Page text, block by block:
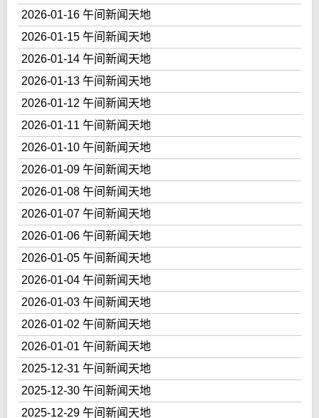
2026-01-16 午间新闻天地
2026-01-15 午间新闻天地
2026-01-14 午间新闻天地
2026-01-13 午间新闻天地
2026-01-12 午间新闻天地
2026-01-11 午间新闻天地
2026-01-10 午间新闻天地
2026-01-09 午间新闻天地
2026-01-08 午间新闻天地
2026-01-07 午间新闻天地
2026-01-06 午间新闻天地
2026-01-05 午间新闻天地
2026-01-04 午间新闻天地
2026-01-03 午间新闻天地
2026-01-02 午间新闻天地
2026-01-01 午间新闻天地
2025-12-31 午间新闻天地
2025-12-30 午间新闻天地
2025-12-29 午间新闻天地